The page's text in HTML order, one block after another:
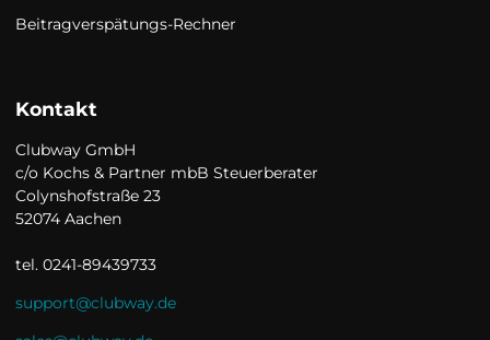
Beitragverspätungs-Rechner
Kontakt
Clubway GmbH
c/o Kochs & Partner mbB Steuerberater
Colynshofstraße 23
52074 Aachen
tel. 0241-89439733
support@clubway.de